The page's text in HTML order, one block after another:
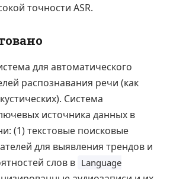
точности ASR.
для автоматического
распознавания речи (как
Система
источника данных в
(1) текстовые поисковые
для выявления трендов и
слов в Language